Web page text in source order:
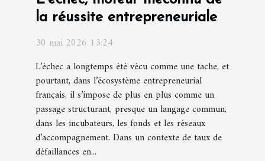
la réussite entrepreneuriale
30 mai 2026 13:24
L’échec a longtemps été vécu comme une tache, et
pourtant, dans l’écosystème entrepreneurial
français, il s’impose de plus en plus comme un
passage structurant, presque un langage commun,
dans les incubateurs, les fonds et les réseaux
d’accompagnement. Dans un contexte de taux de
défaillances en...